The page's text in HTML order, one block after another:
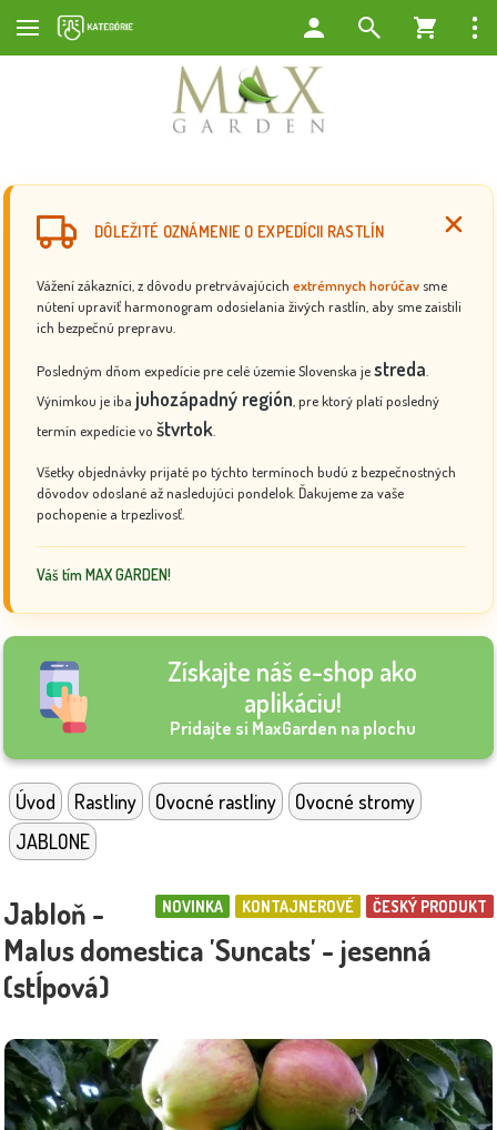
DÔLEŽITÉ OZNÁMENIE O EXPEDÍCII RASTLÍN
Vážení zákazníci, z dôvodu pretrvávajúcich extrémnych horúčav sme
nútení upraviť harmonogram odosielania živých rastlín, aby sme zaistili
ich bezpečnú prepravu.
Posledným dňom expedície pre celé územie Slovenska jestreda
Výnimkou je iba juhozápadný región , pre ktorý platí posledný
termín expedície vo štvrtok
Všetky objednávky prijaté po týchto termínoch budú z bezpečnostných
dôvodov odoslané až nasledujúci pondelok. Ďakujeme za vaše
pochopenie a trpezlivosť.
Váš tím MAX GARDEN!
Získajte náš e-shop ako
aplikáciu!
Pridajte si MaxGarden na plochu
Úvod Rastliny Ovocné rastliny
Ovocné stromy
JABLONE
ČESKÝ PRODUKT
KONTAJNEROVÉ
NOVINKA
Jabloň -
Malus domestica 'Suncats' - jesenná
(stĺpová)